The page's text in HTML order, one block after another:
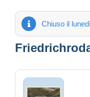
Chiuso il